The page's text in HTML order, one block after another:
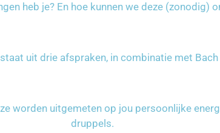
heb je? En hoe kunnen we deze (zonodig)
uit drie afspraken, in combinatie met
worden uitgemeten op jou persoonlijke
druppels.